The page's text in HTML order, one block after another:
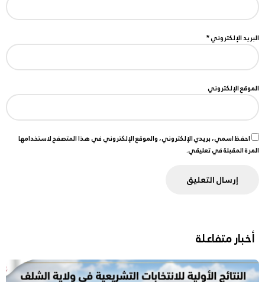
البريد الإلكتروني*
الموقع الإلكتروني
احفظ اسمي، بريدي الإلكتروني، والموقع الإلكتروني في هذا المتصفح لاستخدامها
المرة المقبلة في تعليقي.
أخبار متفاعلة